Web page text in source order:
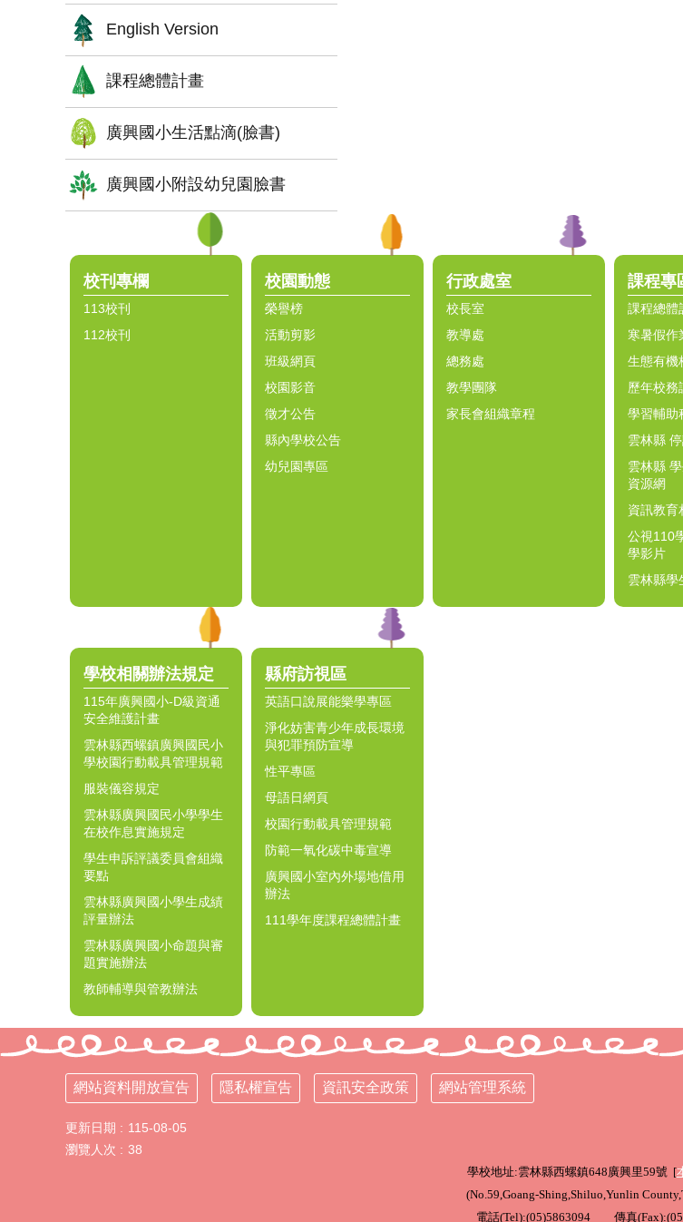
English Version
課程總體計畫
廣興國小生活點滴(臉書)
廣興國小附設幼兒園臉書
校刊專欄
113校刊
112校刊
校園動態
榮譽榜
活動剪影
班級網頁
校園影音
徵才公告
縣內學校公告
幼兒園專區
行政處室
校長室
教導處
總務處
教學團隊
家長會組織章程
課程專
課程總體
寒暑假作
生態有機
歷年校務
學習輔助
雲林縣
雲林縣
資源網
資訊教育
公視110
學影片
雲林縣學
學校相關辦法規定
115年廣興國小-D級資通
安全維護計畫
雲林縣西螺鎮廣興國民小
學校園行動載具管理規範
服裝儀容規定
雲林縣廣興國民小學學生
在校作息實施規定
學生申訴評議委員會組織
要點
雲林縣廣興國小學生成績
評量辦法
雲林縣廣興國小命題與審
題實施辦法
教師輔導與管教辦法
縣府訪視區
英語口說展能樂學專區
淨化妨害青少年成長環境
與犯罪預防宣導
性平專區
母語日網頁
校園行動載具管理規範
防範一氧化碳中毒宣導
廣興國小室內外場地借用
辦法
111學年度課程總體計畫
網站資料開放宣告 隱私權宣告 資訊安全政策 網站管理系統
更新日期
115-08-05
瀏覽人次
38
學校地址:雲林縣西螺鎮648廣興里59號 [
(No.59,Goang-Shing,Shiluo,Yunlin
電話(Tel):(05)5863094 傳真